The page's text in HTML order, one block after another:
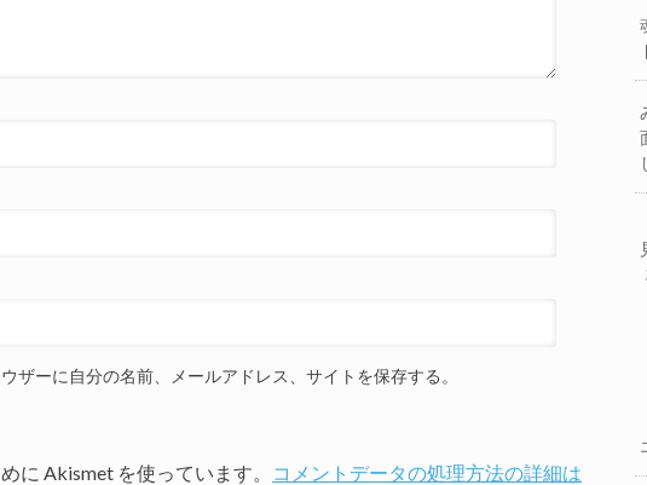
ザーに自分の名前、メールアドレス、サイトを保存する。
に Akismet を使っています。
コメントデータの処理方法の詳細は